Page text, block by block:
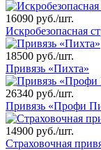
16090 руб./шт.
Искробезопасная
18500 руб./шт.
Привязь «Пихта»
26340 руб./шт.
Привязь «Профи
14900 руб./шт.
Страховочная